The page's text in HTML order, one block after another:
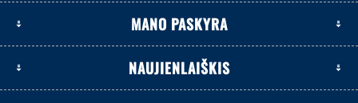
MANO PASKYRA
NAUJIENLAIŠKIS